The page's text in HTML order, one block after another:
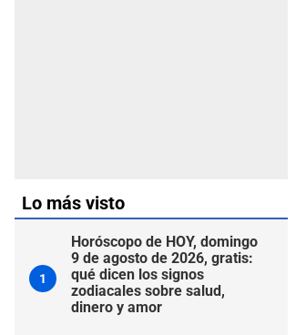
Lo más visto
1
Horóscopo de HOY, domingo
9 de agosto de 2026, gratis:
qué dicen los signos
zodiacales sobre salud,
dinero y amor